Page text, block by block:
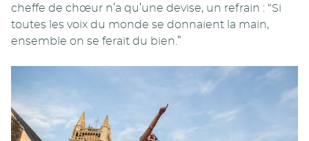
cheffe de chœur n’a qu’une devise, un refrain : “Si
toutes les voix du monde se donnaient la main,
ensemble on se ferait du bien.”